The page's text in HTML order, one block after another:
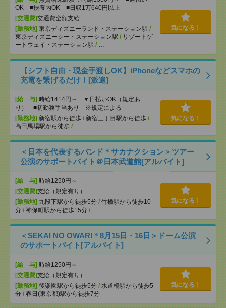
OK ■扶養内OK ■日収1万640円以上
[交通費]交通費全額支給
[勤務地] 東京ディズニーランド・ステーション駅 /
東京ディズニーシー・ステーション駅 / リゾートゲ
ートウェイ・ステーション駅 / …
気になる！
【シフト自由・現金手渡しOK】iPhoneなどスマホの
充電を繋げるだけ！[派遣]
[給 与] 時給1414円～ ▼日払いOK（規定あ
り） ■初勤務手当あり ※規定による
[勤務地] 新宿駅から徒歩 / 新宿三丁目駅から徒歩 /
高田馬場駅から徒歩 / …
気になる！
＜日本を代表するバンド＊サカナクション＞ツアー
公演のサポートバイト＠日本武道館[アルバイト]
[給 与] 時給1250円～
[交通費]支給（規定有り）
[勤務地] 九段下駅から徒歩5分 / 竹橋駅から徒歩10
分 / 神保町駅から徒歩15分 / …
気になる！
＜SEKAI NO OWARI＊8月15日・16日＞ドーム公演
のサポートバイト[アルバイト]
[給 与] 時給1250円～
[交通費]支給（規定有り）
[勤務地] 後楽園駅から徒歩5分 / 水道橋駅から徒歩5
分 / 春日(東京都)駅から徒歩7分
気になる！